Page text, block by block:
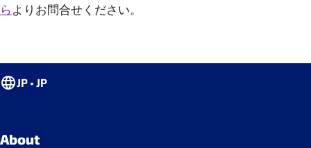
ら よりお問合せください。
JP • JP
About